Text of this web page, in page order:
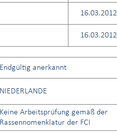
16.03.2012
16.03.2012
Endgültig anerkannt
NIEDERLANDE
Keine Arbeitsprüfung gemäß der
Rassennomenklatur der FCI